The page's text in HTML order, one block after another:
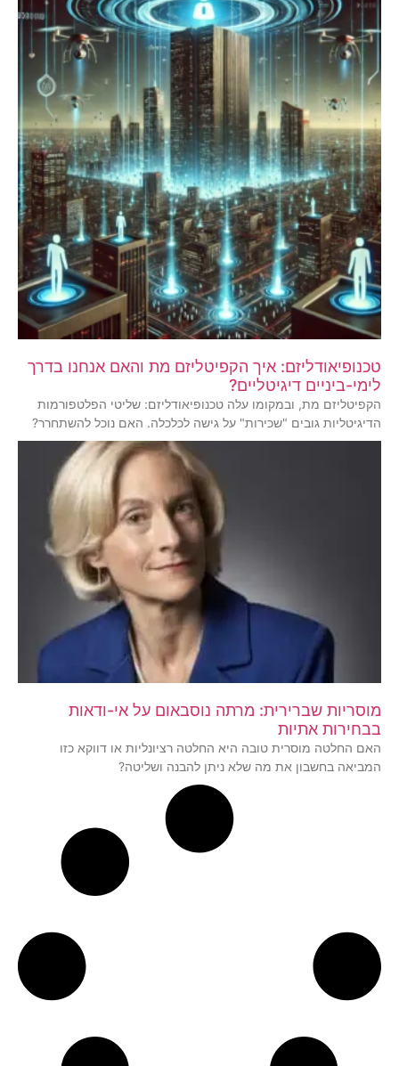
טכנופיאודליזם: איך הקפיטליזם מת והאם אנחנו בדרך
לימי-ביניים דיגיטליים?
הקפיטליזם מת, ובמקומו עלה טכנופיאודליזם: שליטי הפלטפורמות
הדיגיטליות גובים "שכירות" על גישה לכלכלה. האם נוכל להשתחרר?
מוסריות שברירית: מרתה נוסבאום על אי-ודאות
בבחירות אתיות
האם החלטה מוסרית טובה היא החלטה רציונליות או דווקא כזו
המביאה בחשבון את מה שלא ניתן להבנה ושליטה?